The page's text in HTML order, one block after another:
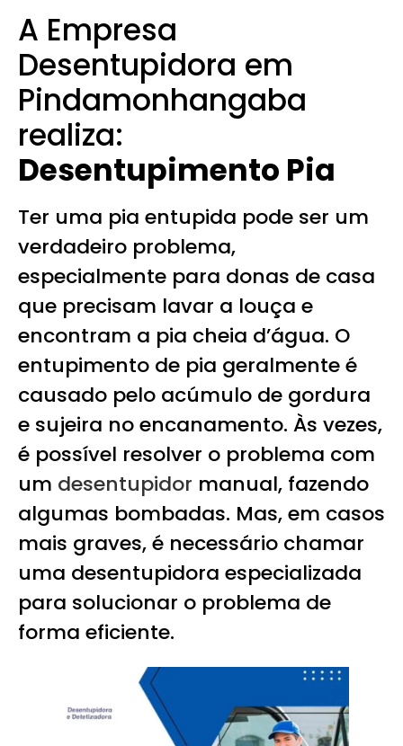
A Empresa
Desentupidora em
Pindamonhangaba
realiza:
Desentupimento Pia
Ter uma pia entupida pode ser um
verdadeiro problema,
especialmente para donas de casa
que precisam lavar a louça e
encontram a pia cheia d’água. O
entupimento de pia geralmente é
causado pelo acúmulo de gordura
e sujeira no encanamento. Às vezes,
é possível resolver o problema com
um desentupidor manual, fazendo
algumas bombadas. Mas, em casos
mais graves, é necessário chamar
uma desentupidora especializada
para solucionar o problema de
forma eficiente.